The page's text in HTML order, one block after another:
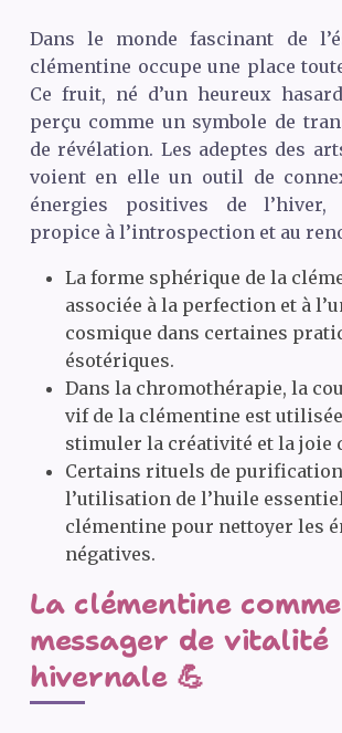
Dans le monde fascinant de
clémentine occupe une place
Ce fruit, né d’un heureux
perçu comme un symbole de
de révélation. Les adeptes des
voient en elle un outil de
énergies positives de l’hiver,
propice à l’introspection et au
La forme sphérique de la
associée à la perfection et à
cosmique dans certaines
ésotériques.
Dans la chromothérapie, la
vif de la clémentine est
stimuler la créativité et la joie
Certains rituels de
l’utilisation de l’huile
clémentine pour nettoyer les
négatives.
La clémentine comme
messager de vitalité
hivernale 💪